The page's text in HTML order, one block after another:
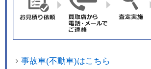
事故車(不動車)はこちら